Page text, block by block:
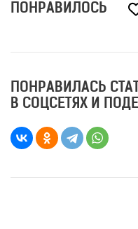
ПОНРАВИЛОСЬ
ПОНРАВИЛАСЬ
В СОЦСЕТЯХ И